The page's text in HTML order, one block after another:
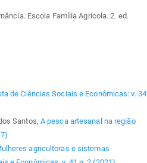
Escola Família Agrícola. 2. ed.
de Ciências Sociais e Econômicas: v. 34
Santos, A pesca artesanal na região
agricultoras e sistemas